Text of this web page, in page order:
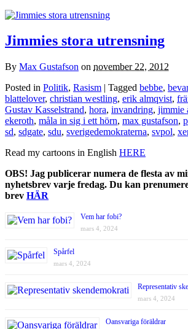
Jimmies stora utrensning
By Max Gustafson on november 22, 2012
Posted in Politik, Rasism | Tagged bebbe,
blattelover, christian westling, erik almqvist,
Gustav Kasselstrand, hora, invandring, jimmie
ekeroth, måla in sig i ett hörn, max gustafson,
sd, sdgate, sdu, sverigedemokraterna, svpol,
Read my cartoons in English HERE
OBS! Jag publicerar numera de flesta av
nyhetsbrev varje fredag. Du kan
brev HÄR
Vem har fobi?
mars 4, 2024
Spårfel
mars 4, 2024
Representativ
mars 4, 2024
Oansvariga föräldrar